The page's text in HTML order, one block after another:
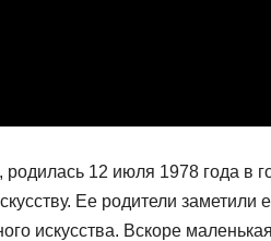
родилась 12 июля 1978 года в
Ее родители заметили
искусства. Вскоре